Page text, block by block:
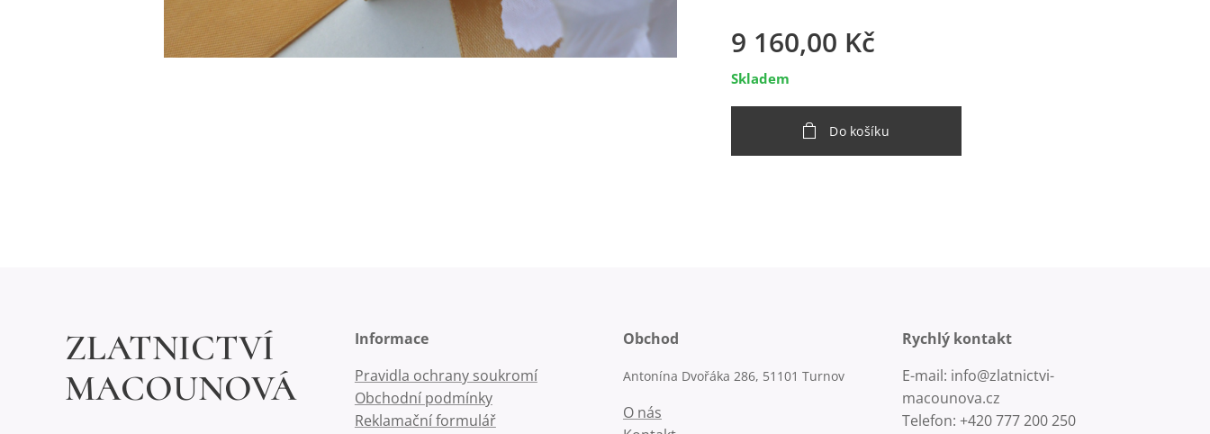
9 160,00 Kč
Skladem
Do košíku
ZLATNICTVÍ
MACOUNOVÁ
Informace
Pravidla ochrany soukromí
Obchodní podmínky
Reklamační formulář
Obchod
Antonína Dvořáka 286, 51101 Turnov
O nás
Rychlý kontakt
E-mail: info@zlatnictvi-
macounova.cz
Telefon: +420 777 200 250